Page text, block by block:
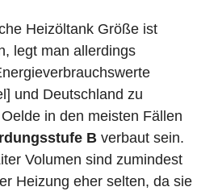
Heizöltank Größe ist
legt man allerdings
und Deutschland zu
in den meisten Fällen
B verbaut sein.
Volumen sind zumindest
Heizung eher selten, da sie